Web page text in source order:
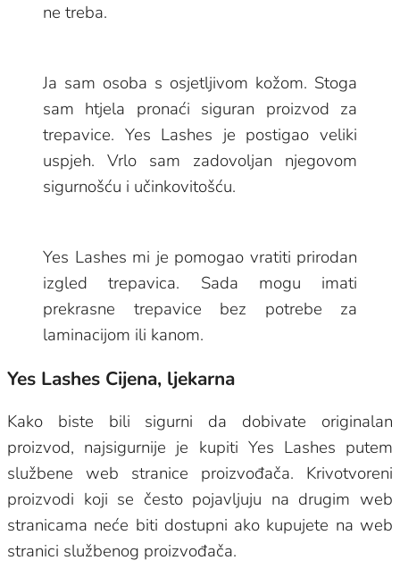
ne treba.
Ja sam osoba s osjetljivom kožom. Stoga
sam htjela pronaći siguran proizvod za
trepavice. Yes Lashes je postigao veliki
uspjeh. Vrlo sam zadovoljan njegovom
sigurnošću i učinkovitošću.
Yes Lashes mi je pomogao vratiti prirodan
izgled trepavica. Sada mogu imati
prekrasne trepavice bez potrebe za
laminacijom ili kanom.
Yes Lashes Cijena, ljekarna
Kako biste bili sigurni da dobivate originalan
proizvod, najsigurnije je kupiti Yes Lashes putem
službene web stranice proizvođača. Krivotvoreni
proizvodi koji se često pojavljuju na drugim web
stranicama neće biti dostupni ako kupujete na web
stranici službenog proizvođača.